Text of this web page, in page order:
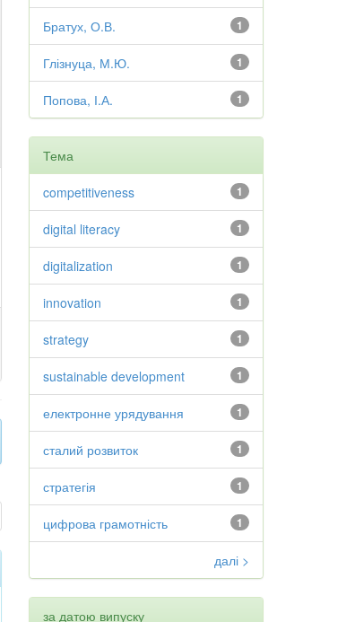
1
Братух, О.В.
1
Глізнуца, М.Ю.
1
Попова, І.А.
Тема
1
competitiveness
1
digital literacy
1
digitalization
1
innovation
1
strategy
1
sustainable development
1
електронне урядування
1
сталий розвиток
1
стратегія
1
цифрова грамотність
далі >
за датою випуску